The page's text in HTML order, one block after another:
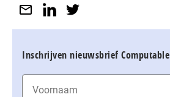
Inschrijven nieuwsbrief Computable